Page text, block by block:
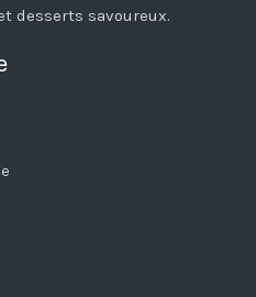
desserts savoureux.